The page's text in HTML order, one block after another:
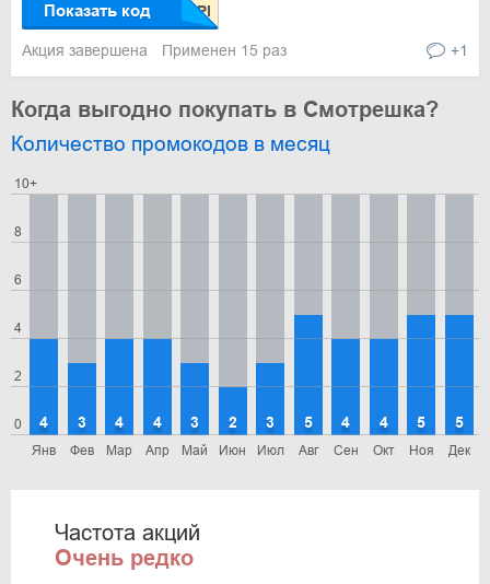
Показать код
Акция завершена Применен 15 раз +1
Когда выгодно покупать в Смотрешка?
Количество промокодов в месяц
0
2
4
6
8
10+
Янв
4
Фев
3
Мар
4
Апр
4
Май
3
Июн
2
Июл
3
Авг
5
Сен
4
Окт
4
Ноя
5
Дек
5
Частота акций
Очень редко